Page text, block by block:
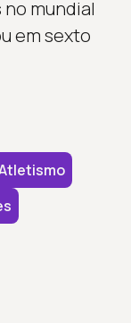
no mundial
em sexto